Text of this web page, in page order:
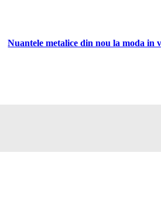
Nuantele metalice din nou la moda in